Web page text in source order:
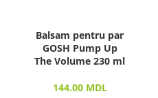
Balsam pentru par
GOSH Pump Up
The Volume 230 ml
144.00 MDL